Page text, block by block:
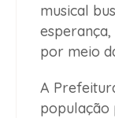
musical
por meio
A
população